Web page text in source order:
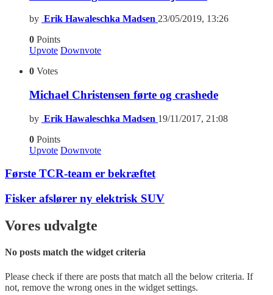
by Erik Hawaleschka Madsen 23/05/2019, 13:26
0 Points
Upvote Downvote
0 Votes
Michael Christensen førte og crashede
by Erik Hawaleschka Madsen 19/11/2017, 21:08
0 Points
Upvote Downvote
Første TCR-team er bekræftet
Fisker afslører ny elektrisk SUV
Vores udvalgte
No posts match the widget criteria
Please check if there are posts that match all the below criteria. If
not, remove the wrong ones in the widget settings.